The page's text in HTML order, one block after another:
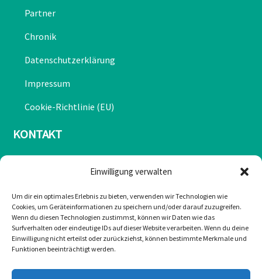
Einwilligung verwalten
Um dir ein optimales Erlebnis zu bieten, verwenden wir Technologien wie
Cookies, um Geräteinformationen zu speichern und/oder darauf zuzugreifen.
Wenn du diesen Technologien zustimmst, können wir Daten wie das
Surfverhalten oder eindeutige IDs auf dieser Website verarbeiten. Wenn du deine
Einwilligung nicht erteilst oder zurückziehst, können bestimmte Merkmale und
Funktionen beeinträchtigt werden.
Partner
Chronik
Datenschutzerklärung
Impressum
Cookie-Richtlinie (EU)
KONTAKT
Mail: office@greulonline.at
Tel: +43 2755 7272
Texing 20, 3242 Texing
Greul auf Facebook